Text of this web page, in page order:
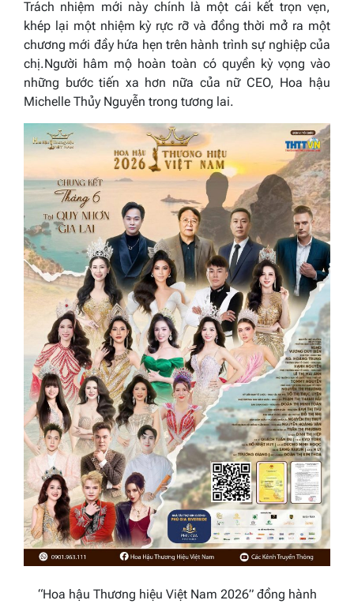
Trách nhiệm mới này chính là một cái kết trọn vẹn,
khép lại một nhiệm kỳ rực rỡ và đồng thời mở ra một
chương mới đầy hứa hẹn trên hành trình sự nghiệp của
chị.Người hâm mộ hoàn toàn có quyền kỳ vọng vào
những bước tiến xa hơn nữa của nữ CEO, Hoa hậu
Michelle Thủy Nguyễn trong tương lai.
“Hoa hậu Thương hiệu Việt Nam 2026” đồng hành